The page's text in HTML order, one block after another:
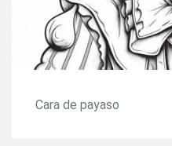
Cara de payaso